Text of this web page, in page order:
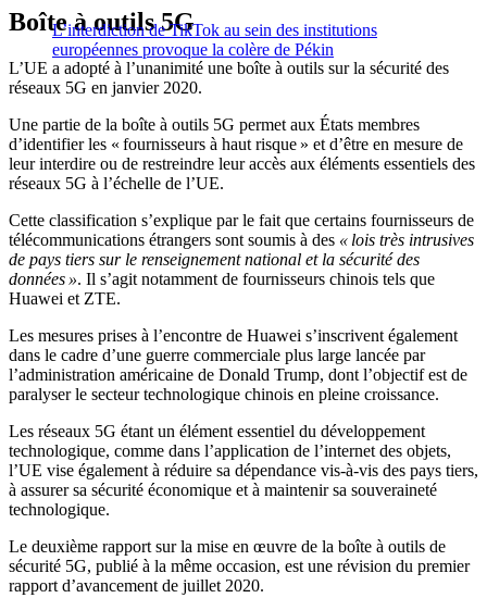
L’interdiction de TikTok au sein des institutions
européennes provoque la colère de Pékin
Boîte à outils 5G
L’UE a adopté à l’unanimité une boîte à outils sur la sécurité des
réseaux 5G en janvier 2020.
Une partie de la boîte à outils 5G permet aux États membres
d’identifier les « fournisseurs à haut risque » et d’être en mesure de
leur interdire ou de restreindre leur accès aux éléments essentiels des
réseaux 5G à l’échelle de l’UE.
Cette classification s’explique par le fait que certains fournisseurs de
télécommunications étrangers sont soumis à des « lois très intrusives
de pays tiers sur le renseignement national et la sécurité des
données ». Il s’agit notamment de fournisseurs chinois tels que
Huawei et ZTE.
Les mesures prises à l’encontre de Huawei s’inscrivent également
dans le cadre d’une guerre commerciale plus large lancée par
l’administration américaine de Donald Trump, dont l’objectif est de
paralyser le secteur technologique chinois en pleine croissance.
Les réseaux 5G étant un élément essentiel du développement
technologique, comme dans l’application de l’internet des objets,
l’UE vise également à réduire sa dépendance vis-à-vis des pays tiers,
à assurer sa sécurité économique et à maintenir sa souveraineté
technologique.
Le deuxième rapport sur la mise en œuvre de la boîte à outils de
sécurité 5G, publié à la même occasion, est une révision du premier
rapport d’avancement de juillet 2020.